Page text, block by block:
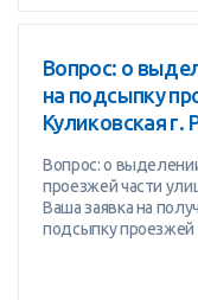
Вопрос: о
на подсыпку
Куликовская г.
Вопрос: о
проезжей части
Ваша заявка на
подсыпку проезжей